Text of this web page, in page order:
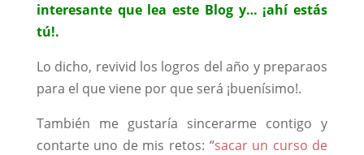
interesante que lea este Blog y… ¡ahí estás
tú!.
Lo dicho, revivid los logros del año y preparaos
para el que viene por que será ¡buenísimo!.
También me gustaría sincerarme contigo y
contarte uno de mis retos: “sacar un curso de